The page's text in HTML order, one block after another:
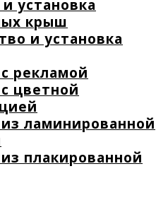
установка
крыш
и установка
рекламой
цветной
ламинированной
плакированной